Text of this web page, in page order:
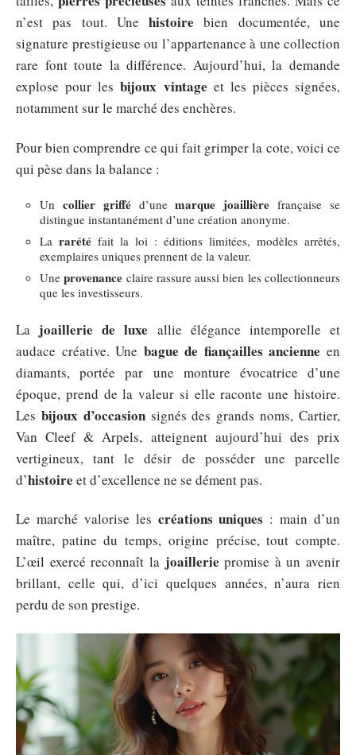
n’est pas tout. Unehistoire bien documentée, une
signature prestigieuse ou l’appartenance à une collection
rare font toute la différence. Aujourd’hui, la demande
explose pour lesbijoux vintage et les pièces signées,
notamment sur le marché des enchères.
Pour bien comprendre ce qui fait grimper la cote, voici ce
qui pèse dans la balance :
Un collier grifféd’unemarque joaillière française se
distingue instantanément d’une création anonyme.
La rarété fait la loi : éditions limitées, modèles arrêtés,
exemplaires uniques prennent de la valeur.
Uneprovenance claire rassure aussi bien les collectionneurs
que les investisseurs.
La joaillerie de luxe allie élégance intemporelle et
audace créative. Une bague de fiançailles ancienne en
diamants, portée par une monture évocatrice d’une
époque, prend de la valeur si elle raconte une histoire.
Les bijoux d’occasionsignés des grands noms, Cartier,
Van Cleef & Arpels, atteignent aujourd’hui des prix
vertigineux, tant le désir de posséder une parcelle
d’histoire et d’excellence ne se dément pas.
Le marché valorise les créations uniques : main d’un
maître, patine du temps, origine précise, tout compte.
L’œil exercé reconnaît la joaillerie promise à un avenir
brillant, celle qui, d’ici quelques années, n’aura rien
perdu de son prestige.